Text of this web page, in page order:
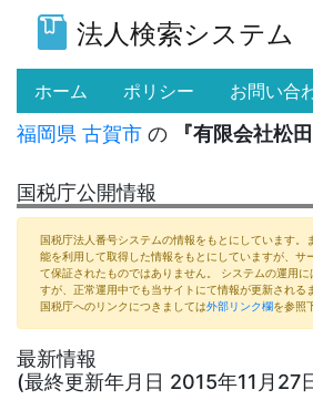
法人検索システム
ホーム (current)
ポリシー お問い合
福岡県 古賀市 の 『有限会社松
国税庁公開情報
国税庁法人番号システムの情報をもとにしています。
能を利用して取得した情報をもとにしていますが、サ
て保証されたものではありません。 システムの運用
すが、正常運用中でも当サイトにて情報が更新される
国税庁へのリンクにつきましては外部リンク欄を参照
最新情報
(最終更新年月日 2015年11月27